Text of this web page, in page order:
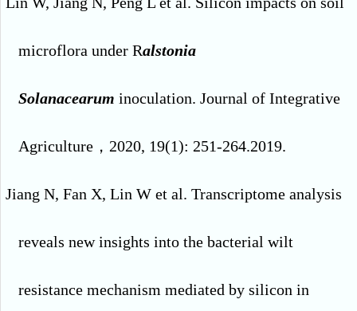
microflora under Ralstonia
Solanacearum inoculation. Journal of Integrative
Agriculture ， 2020, 19(1): 251-264.2019.
Jiang N, Fan X, Lin W et al. Transcriptome analysis
reveals new insights into the bacterial wilt
resistance mechanism mediated by silicon in